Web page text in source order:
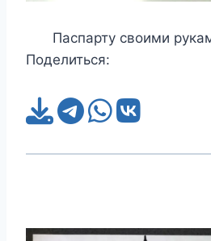
Паспарту своими
Поделиться: